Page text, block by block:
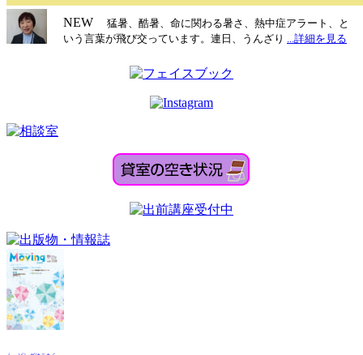
NEW
猛暑、酷暑、命に関わる暑さ、熱中症アラート、と
いう言葉が飛び交っています。連日、うんざり
...詳細を見る